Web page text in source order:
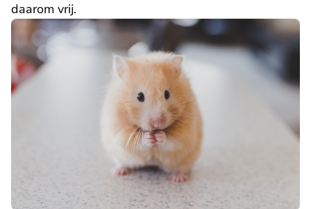
daarom vrij.